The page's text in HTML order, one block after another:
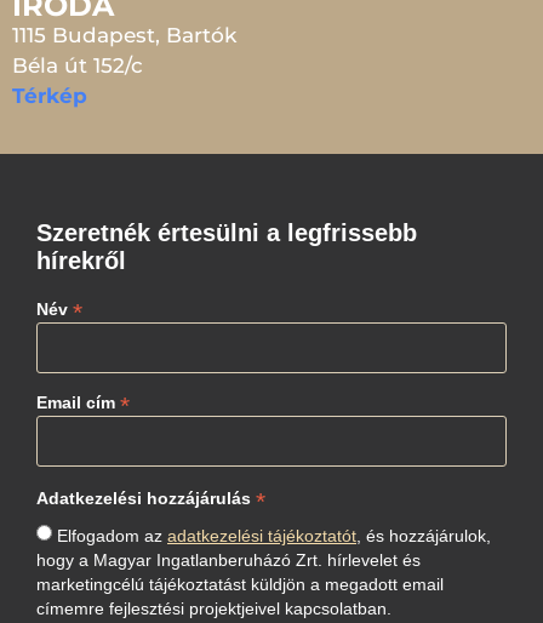
1115 Budapest, Bartók
Béla út 152/c
Térkép
Szeretnék értesülni a legfrissebb
hírekről
Név *
Email cím *
Adatkezelési hozzájárulás *
Elfogadom az adatkezelési tájékoztatót, és hozzájárulok,
hogy a Magyar Ingatlanberuházó Zrt. hírlevelet és
marketingcélú tájékoztatást küldjön a megadott email
címemre fejlesztési projektjeivel kapcsolatban.